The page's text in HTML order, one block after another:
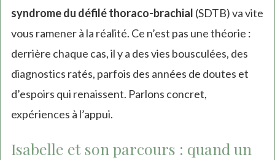
syndrome du défilé thoraco-brachial (SDTB) va vite
vous ramener à la réalité. Ce n’est pas une théorie :
derrière chaque cas, il y a des vies bousculées, des
diagnostics ratés, parfois des années de doutes et
d’espoirs qui renaissent. Parlons concret,
expériences à l’appui.
Isabelle et son parcours : quand un